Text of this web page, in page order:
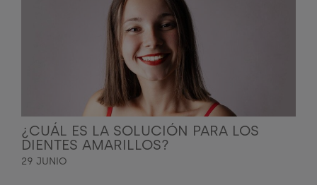
¿CUÁL ES LA SOLUCIÓN PARA LOS
DIENTES AMARILLOS?
29 JUNIO